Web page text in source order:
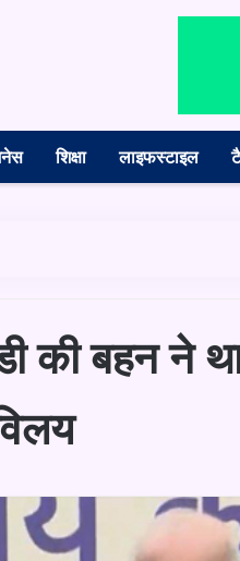
शिक्षा लाइफस्टाइल
की बहन ने